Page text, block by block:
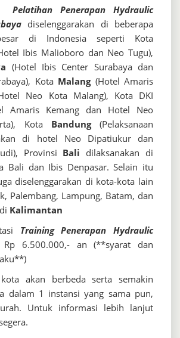
Pelatihan Penerapan Hydraulic
diselenggarakan di beberapa
di Indonesia seperti Kota
Ibis Malioboro dan Neo Tugu),
(Hotel Ibis Center Surabaya dan
Kota Malang(Hotel Amaris
Neo Kota Malang), Kota DKI
Amaris Kemang dan Hotel Neo
Kota Bandung(Pelaksanaan
di hotel Neo Dipatiukur dan
Provinsi Bali dilaksanakan di
Bali dan Ibis Denpasar. Selain itu
diselenggarakan di kota-kota lain
Palembang, Lampung, Batam, dan
Kalimantan
Training Penerapan Hydraulic
Rp 6.500.000,- an (**syarat dan
akan berbeda serta semakin
dalam 1 instansi yang sama pun,
Untuk informasi lebih lanjut